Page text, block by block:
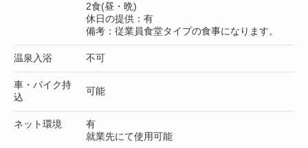
2食(昼・晩)
休日の提供：有
備考：従業員食堂タイプの食事になります。
温泉入浴 不可
車・バイク持
込
可能
ネット環境
有
就業先にて使用可能